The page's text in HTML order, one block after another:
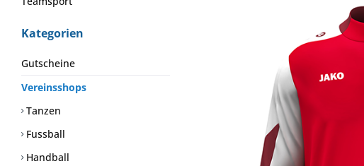
Kategorien
Gutscheine
Vereinsshops
Tanzen
Fussball
Handball